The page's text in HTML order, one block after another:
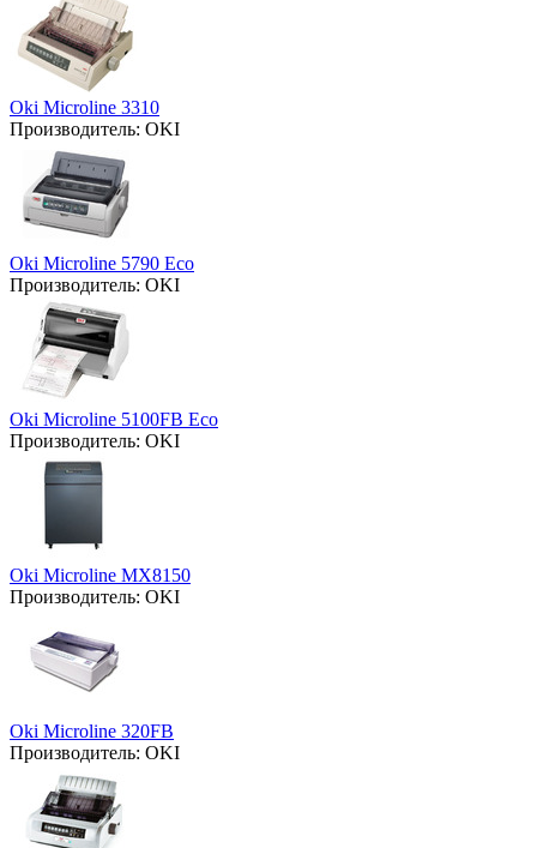
Oki Microline 3310
Производитель: OKI
Oki Microline 5790 Eco
Производитель: OKI
Oki Microline 5100FB Eco
Производитель: OKI
Oki Microline MX8150
Производитель: OKI
Oki Microline 320FB
Производитель: OKI